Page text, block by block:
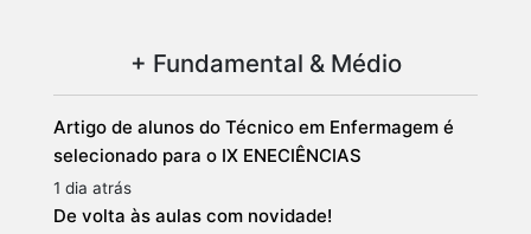
+ Fundamental & Médio
Artigo de alunos do Técnico em Enfermagem é
selecionado para o IX ENECIÊNCIAS
1 dia atrás
De volta às aulas com novidade!